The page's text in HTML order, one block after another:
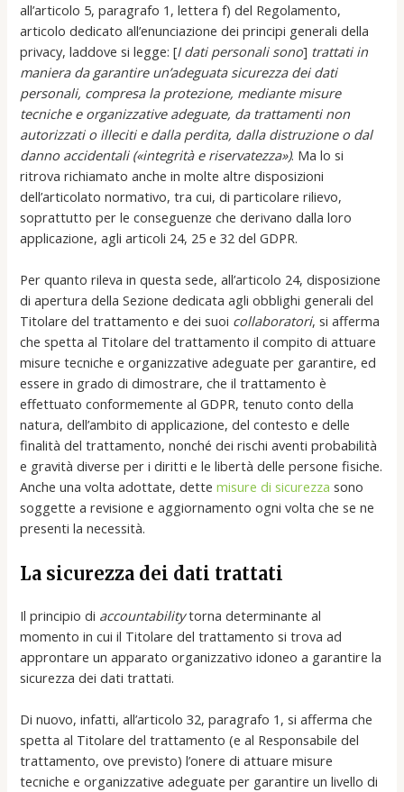
all’articolo 5, paragrafo 1, lettera f) del Regolamento,
articolo dedicato all’enunciazione dei principi generali della
privacy, laddove si legge: [I dati personali sono] trattati in
maniera da garantire un’adeguata sicurezza dei dati
personali, compresa la protezione, mediante misure
tecniche e organizzative adeguate, da trattamenti non
autorizzati o illeciti e dalla perdita, dalla distruzione o dal
danno accidentali («integrità e riservatezza»). Ma lo si
ritrova richiamato anche in molte altre disposizioni
dell’articolato normativo, tra cui, di particolare rilievo,
soprattutto per le conseguenze che derivano dalla loro
applicazione, agli articoli 24, 25 e 32 del GDPR.
Per quanto rileva in questa sede, all’articolo 24, disposizione
di apertura della Sezione dedicata agli obblighi generali del
Titolare del trattamento e dei suoi collaboratori, si afferma
che spetta al Titolare del trattamento il compito di attuare
misure tecniche e organizzative adeguate per garantire, ed
essere in grado di dimostrare, che il trattamento è
effettuato conformemente al GDPR, tenuto conto della
natura, dell’ambito di applicazione, del contesto e delle
finalità del trattamento, nonché dei rischi aventi probabilità
e gravità diverse per i diritti e le libertà delle persone fisiche.
Anche una volta adottate, dettemisure di sicurezza sono
soggette a revisione e aggiornamento ogni volta che se ne
presenti la necessità.
La sicurezza dei dati trattati
Il principio di accountabilitytorna determinante al
momento in cui il Titolare del trattamento si trova ad
approntare un apparato organizzativo idoneo a garantire la
sicurezza dei dati trattati.
Di nuovo, infatti, all’articolo 32, paragrafo 1, si afferma che
spetta al Titolare del trattamento (e al Responsabile del
trattamento, ove previsto) l’onere di attuare misure
tecniche e organizzative adeguate per garantire un livello di